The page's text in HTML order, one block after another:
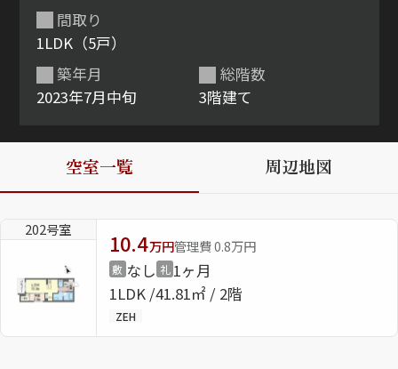
ShaMaison STYLE
シャーメゾンショップを探す
らくらく内見
自立型サービス付き・シニア向け
お問い合わせ・よくある質問
シャーメゾンライフ CLUB
築年月
2023年7月中旬
間取り
1LDK（5戸）
総階数
3階建て
空室一覧 周辺地図
202号室
10.4万円管理費 0.8万円
敷 なし 礼 1ヶ月
1LDK 41.81㎡ / 2階
ZEH